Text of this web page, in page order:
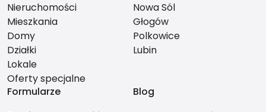
Nieruchomości
Mieszkania
Domy
Działki
Lokale
Oferty specjalne
Nowa Sól
Głogów
Polkowice
Lubin
Formularze
Blog